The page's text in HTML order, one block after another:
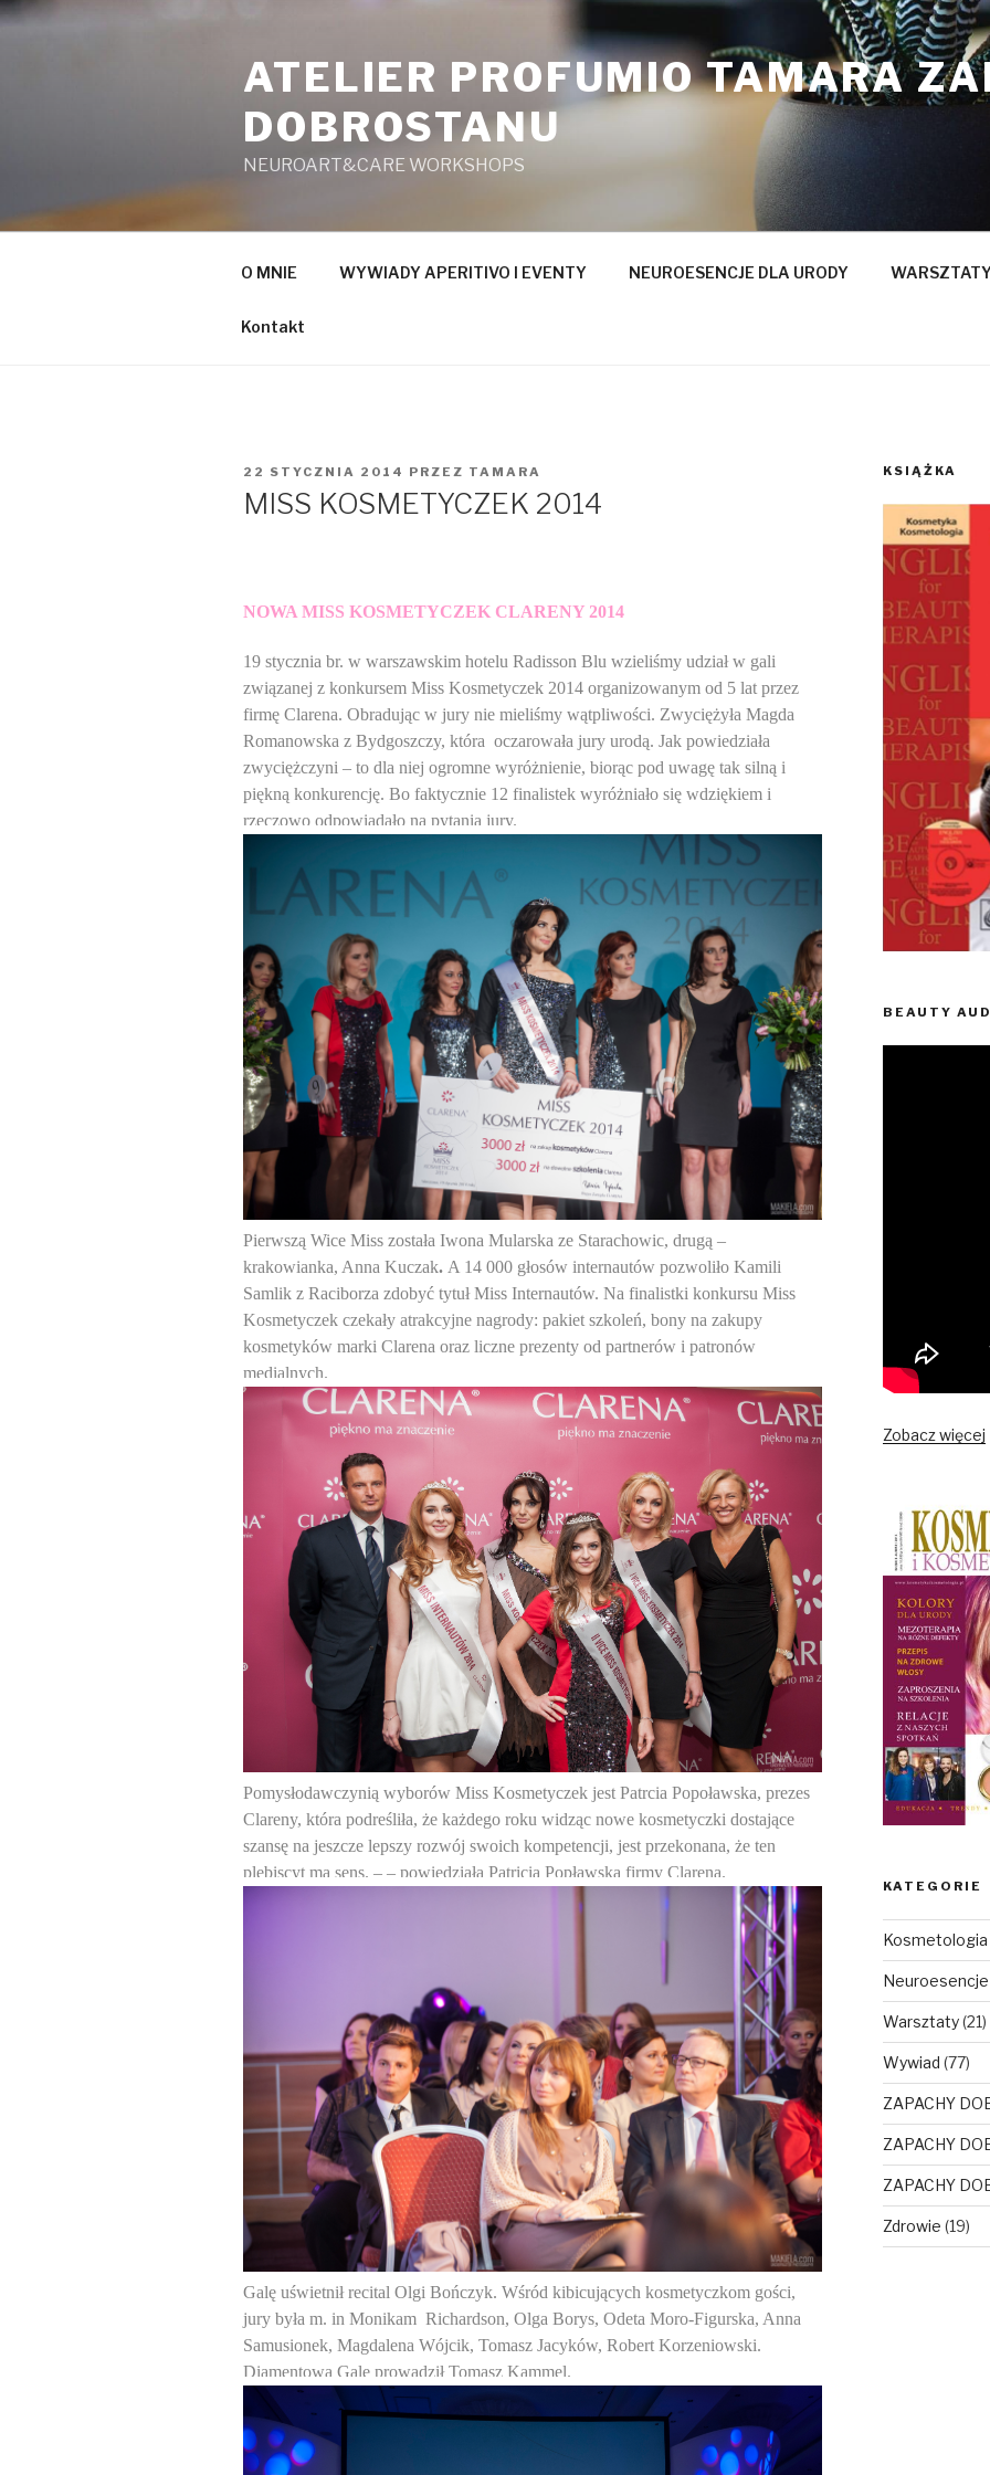
Przeskocz
ATELIER PROFUMIO TAMARA
DOBROSTANU
NEUROART&CARE WORKSHOPS
O MNIE WYWIADY APERITIVO I EVENTY NEUROESENCJE DLA URODY
Kontakt
OPUBLIKOWANE
W
22 STYCZNIA 2014 PRZEZ TAMARA
MISS KOSMETYCZEK 2014
NOWA MISS KOSMETYCZEK CLARENY 2014
19 stycznia br. w warszawskim hotelu Radisson Blu wzieliśmy udział w gali
związanej z konkursem Miss Kosmetyczek 2014 organizowanym od 5 lat przez
firmę Clarena. Obradując w jury nie mieliśmy wątpliwości. Zwyciężyła Magda
Romanowska z Bydgoszczy, która oczarowała jury urodą. Jak powiedziała
zwyciężczyni – to dla niej ogromne wyróżnienie, biorąc pod uwagę tak silną i
piękną konkurencję. Bo faktycznie 12 finalistek wyróżniało się wdziękiem i
rzeczowo odpowiadało na pytania jury.
Pierwszą Wice Miss została Iwona Mularska ze Starachowic, drugą –
krakowianka, Anna Kuczak. A 14 000 głosów internautów pozwoliło Kamili
Samlik z Raciborza zdobyć tytuł Miss Internautów. Na finalistki konkursu Miss
Kosmetyczek czekały atrakcyjne nagrody: pakiet szkoleń, bony na zakupy
kosmetyków marki Clarena oraz liczne prezenty od partnerów i patronów
medialnych.
Pomysłodawczynią wyborów Miss Kosmetyczek jest Patrcia Popoławska, prezes
Clareny, która podreśliła, że każdego roku widząc nowe kosmetyczki dostające
szansę na jeszcze lepszy rozwój swoich kompetencji, jest przekonana, że ten
plebiscyt ma sens. – – powiedziała Patricia Popławska firmy Clarena.
Galę uświetnił recital Olgi Bończyk. Wśród kibicujących kosmetyczkom gości,
jury była m. in Monikam Richardson, Olga Borys, Odeta Moro-Figurska, Anna
Samusionek, Magdalena Wójcik, Tomasz Jacyków, Robert Korzeniowski.
Diamentową Galę prowadził Tomasz Kammel.
KSIĄŻKA
BEAUTY
Zobacz więcej
KATEGORIE
Kosmetologia
Neuroesencje
Warsztaty(21)
Wywiad (77)
ZAPACHY
ZAPACHY
ZAPACHY
Zdrowie (19)